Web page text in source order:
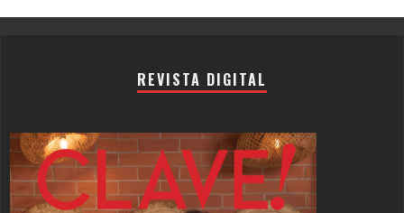
REVISTA DIGITAL